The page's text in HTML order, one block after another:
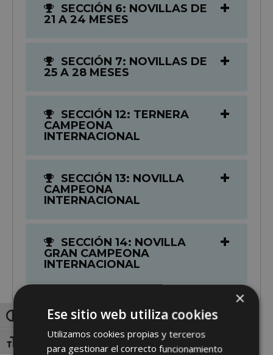
Toggle High Contrast
Toggle Font size
SECCIÓN 6: NOVILLAS DE
21 A 24 MESES
SECCIÓN 7: NOVILLAS DE
25 A 28 MESES
SECCIÓN 12: TERNERA
CAMPEONA
INTERNACIONAL
SECCIÓN 13: NOVILLA
CAMPEONA
INTERNACIONAL
SECCIÓN 14: NOVILLA
GRAN CAMPEONA
INTERNACIONAL
SECCIÓN 15: VACA JOVEN
LACTACIÓN HASTA 30
MESES
×
Ese sitio web utiliza cookies
Utilizamos cookies propias y terceros
para gestionar el correcto funcionamiento